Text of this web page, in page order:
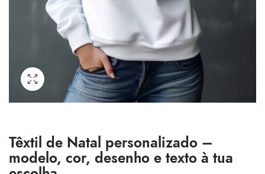
Têxtil de Natal personalizado –
modelo, cor, desenho e texto à tua